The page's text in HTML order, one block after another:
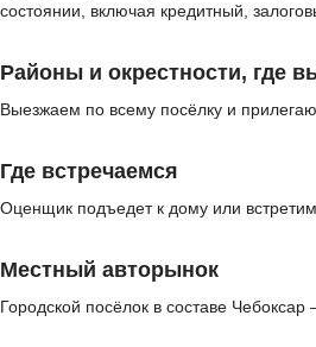
состоянии, включая кредитный,
Районы и окрестности, где
Выезжаем по всему посёлку и
Где встречаемся
Оценщик подъедет к дому или
Местный авторынок
Городской посёлок в составе